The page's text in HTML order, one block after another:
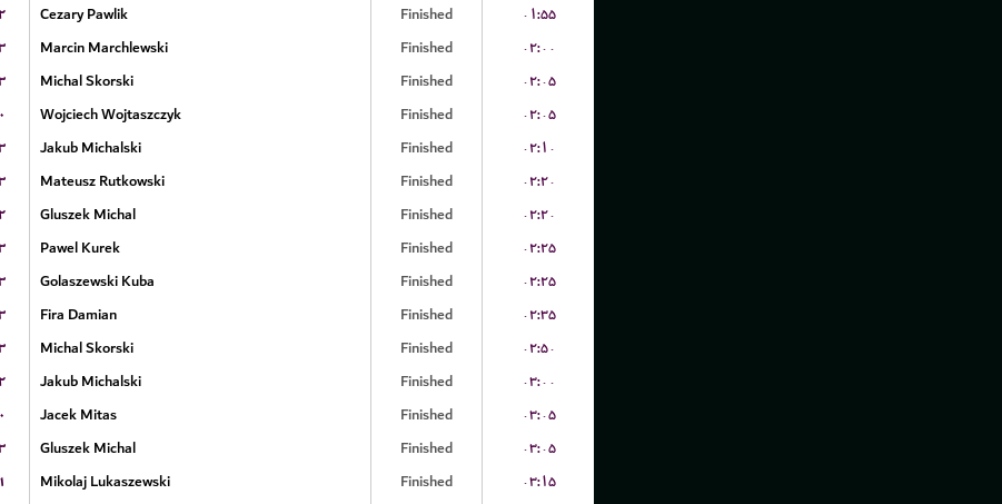
Cezary Pawlik Finished
۰۱:۵۵
Marcin Marchlewski Finished
۰۲:۰۰
Michal Skorski Finished
۰۲:۰۵
۰ Wojciech Wojtaszczyk Finished
۰۲:۰۵
Jakub Michalski Finished
۰۲:۱۰
Mateusz Rutkowski Finished
۰۲:۲۰
Gluszek Michal Finished
۰۲:۲۰
Pawel Kurek Finished
۰۲:۲۵
Golaszewski Kuba Finished
۰۲:۲۵
Fira Damian Finished
۰۲:۳۵
Michal Skorski Finished
۰۲:۵۰
Jakub Michalski Finished
۰۳:۰۰
۰ Jacek Mitas Finished
۰۳:۰۵
Gluszek Michal Finished
۰۳:۰۵
۱ Mikolaj Lukaszewski Finished
۰۳:۱۵